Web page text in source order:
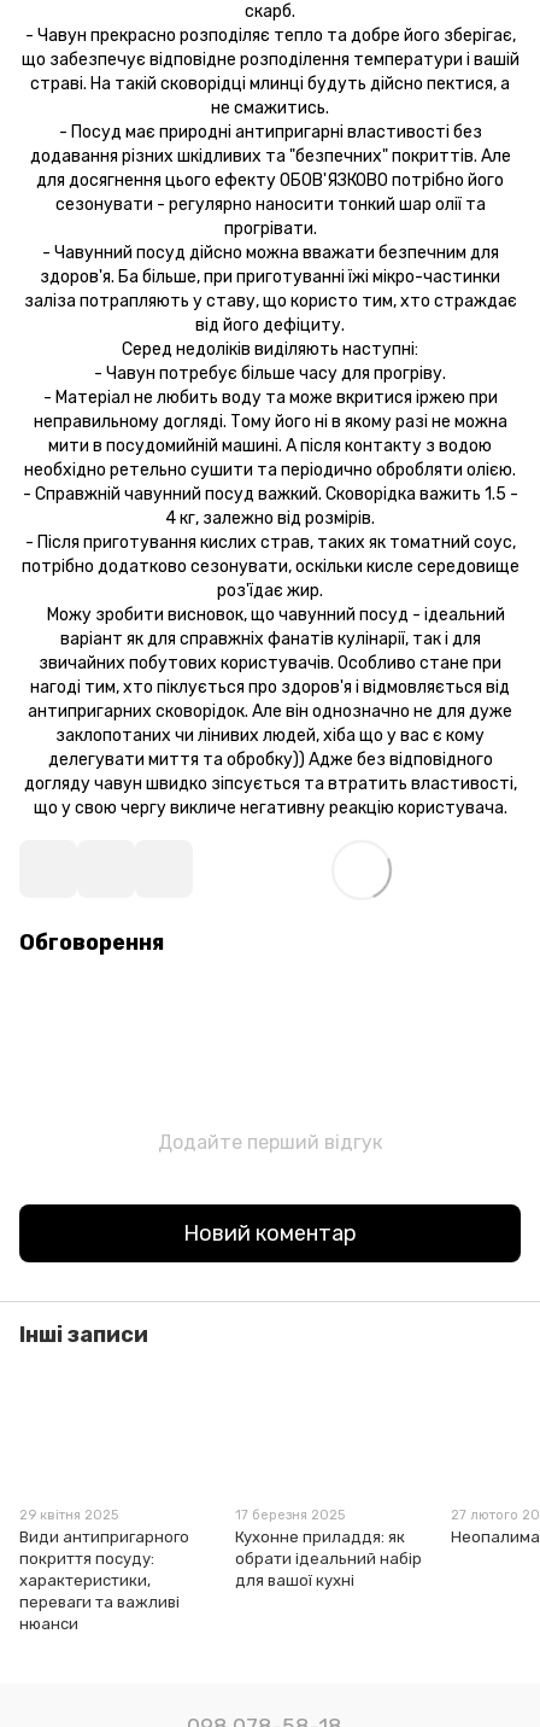
скарб.
- Чавун прекрасно розподіляє тепло та добре його зберігає,
що забезпечує відповідне розподілення температури і вашій
страві. На такій сковорідці млинці будуть дійсно пектися, а
не смажитись.
- Посуд має природні антипригарні властивості без
додавання різних шкідливих та "безпечних" покриттів. Але
для досягнення цього ефекту ОБОВ'ЯЗКОВО потрібно його
сезонувати - регулярно наносити тонкий шар олії та
прогрівати.
- Чавунний посуд дійсно можна вважати безпечним для
здоров'я. Ба більше, при приготуванні їжі мікро-частинки
заліза потрапляють у ставу, що користо тим, хто страждає
від його дефіциту.
Серед недоліків виділяють наступні:
- Чавун потребує більше часу для прогріву.
- Матеріал не любить воду та може вкритися іржею при
неправильному догляді. Тому його ні в якому разі не можна
мити в посудомийній машині. А після контакту з водою
необхідно ретельно сушити та періодично обробляти олією.
- Справжній чавунний посуд важкий. Сковорідка важить 1.5 -
4 кг, залежно від розмірів.
- Після приготування кислих страв, таких як томатний соус,
потрібно додатково сезонувати, оскільки кисле середовище
роз'їдає жир.
Можу зробити висновок, що чавунний посуд - ідеальний
варіант як для справжніх фанатів кулінарії, так і для
звичайних побутових користувачів. Особливо стане при
нагоді тим, хто піклується про здоров'я і відмовляється від
антипригарних сковорідок. Але він однозначно не для дуже
заклопотаних чи лінивих людей, хіба що у вас є кому
делегувати миття та обробку)) Адже без відповідного
догляду чавун швидко зіпсується та втратить властивості,
що у свою чергу викличе негативну реакцію користувача.
Обговорення
Додайте перший відгук
Новий коментар
Інші записи
29 квітня 2025
Види антипригарного
покриття посуду:
характеристики,
переваги та важливі
нюанси
17 березня 2025
Кухонне приладдя: як
обрати ідеальний набір
для вашої кухні
27 лютого
Неопалима